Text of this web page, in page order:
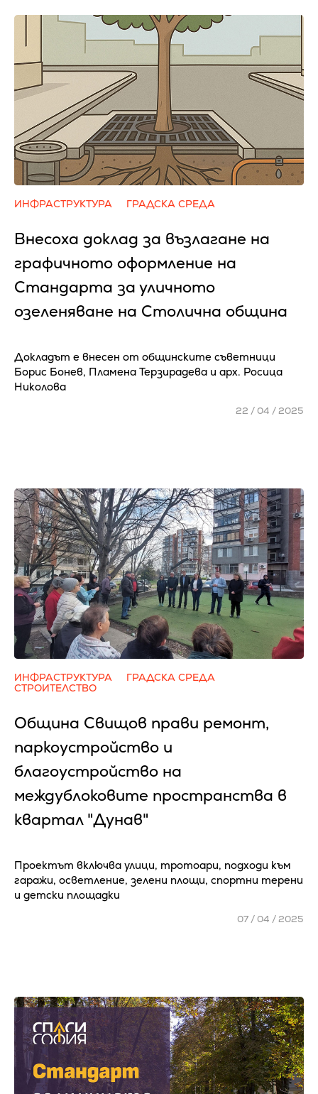
ИНФРАСТРУКТУРА ГРАДСКА СРЕДА
Внесоха доклад за възлагане на
графичното оформление на
Стандарта за уличното
озеленяване на Столична община
Докладът е внесен от общинските съветници
Борис Бонев, Пламена Терзирадева и арх. Росица
Николова
22 / 04 / 2025
ИНФРАСТРУКТУРА
ГРАДСКА СРЕДА
СТРОИТЕЛСТВО
Община Свищов прави ремонт,
паркоустройство и
благоустройство на
междублоковите пространства в
квартал "Дунав"
Проектът включва улици, тротоари, подходи към
гаражи, осветление, зелени площи, спортни терени
и детски площадки
07 / 04 / 2025